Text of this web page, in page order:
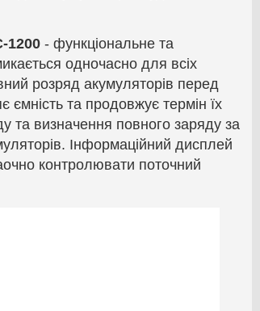
1200 - функціональне та
одночасно для всіх
розряд акумуляторів перед
та продовжує термін їх
та визначення повного заряду за
Інформаційний дисплей
контролювати поточний